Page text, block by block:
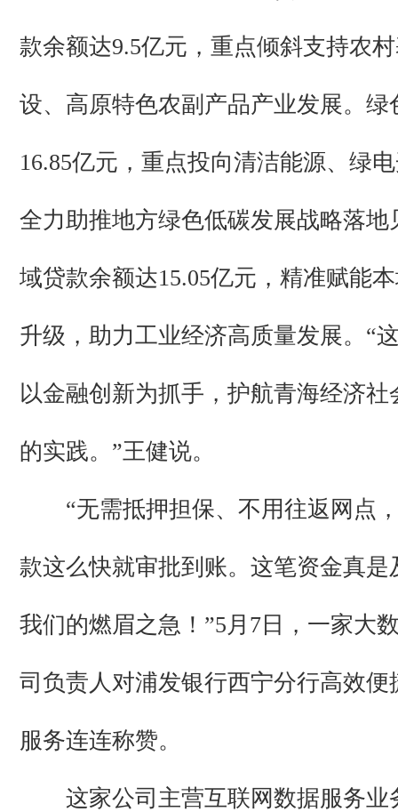
款余额达9.5亿元，重点倾斜支持农
设、高原特色农副产品产业发展。绿
16.85亿元，重点投向清洁能源、绿
全力助推地方绿色低碳发展战略落地
域贷款余额达15.05亿元，精准赋能
升级，助力工业经济高质量发展。“
以金融创新为抓手，护航青海经济社
的实践。”王健说。
“无需抵押担保、不用往返网点
款这么快就审批到账。这笔资金真是
我们的燃眉之急！”5月7日，一家大
司负责人对浦发银行西宁分行高效便
服务连连称赞。
这家公司主营互联网数据服务业